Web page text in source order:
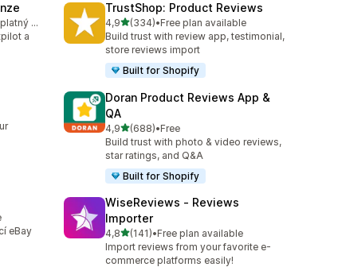
K dispozici je bezplatný plán
a
TrustShop: Product Reviews
4,9z 5 hvězd
(334)
Celkový počet recenzí: 334
•Free plan available
Build trust with review app, testimonial,
store reviews import
Built for Shopify
Doran Product Reviews App &
QA
4,9z 5 hvězd
(688)
Celkový počet recenzí: 688
•Free
Build trust with photo & video reviews,
star ratings, and Q&A
Built for Shopify
eBay
WiseReviews ‑ Reviews
Importer
4,8z 5 hvězd
(141)
Celkový počet recenzí: 141
•Free plan available
Import reviews from your favorite e-
commerce platforms easily!